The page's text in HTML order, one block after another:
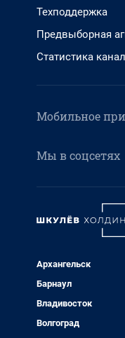
Техподдержка
Предвыборная
Статистика
Мобильное
Мы в соцсетях
Архангельск
Барнаул
Владивосток
Волгоград